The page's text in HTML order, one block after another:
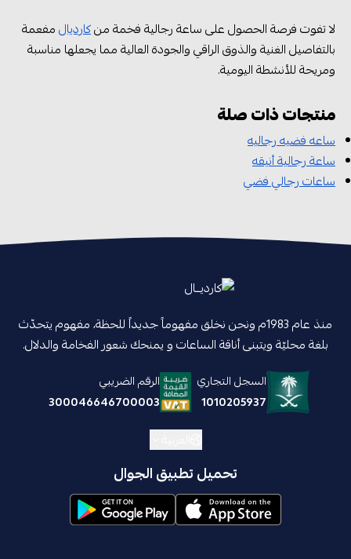
لا تفوت فرصة الحصول على ساعة رجالية فخمة منكارديالمفعمة
بالتفاصيل الغنية والذوق الراقي والجودة العالية مما يجعلها مناسبة
ومريحة للأنشطة اليومية.
منتجات ذات صلة
ساعه فضيه رجاليه
ساعة رجالية أنيقه
ساعات رجالي فضي
منذ عام 1983م ونحن نخلق مفهوماً جديداً للحظة، مفهوم يتحدّث
بلغة محليّة ويتبنى أناقة الساعات و يمنحك شعور الفخامة والدلال.
السجل التجاري
1010205937
الرقم الضريبي
300046646700003
تحميل تطبيق الجوال